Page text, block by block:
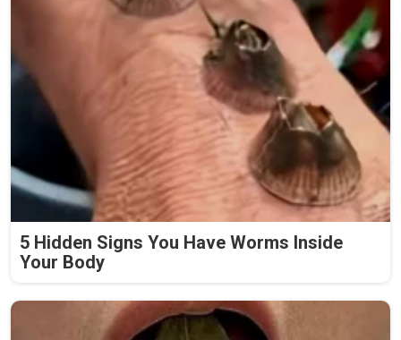
5 Hidden Signs You Have Worms Inside
Your Body